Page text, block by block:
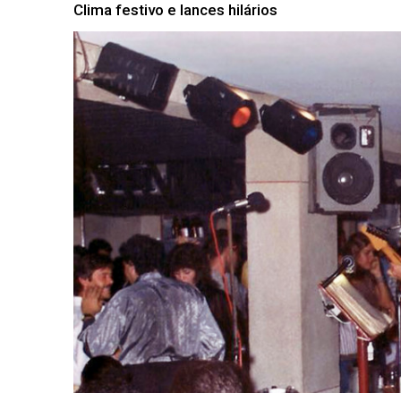
Clima festivo e lances hilários